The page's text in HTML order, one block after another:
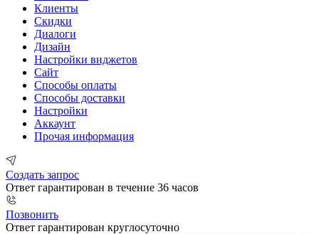
Клиенты
Скидки
Диалоги
Дизайн
Настройки виджетов
Сайт
Способы оплаты
Способы доставки
Настройки
Аккаунт
Прочая информация
Создать запрос
Ответ гарантирован в течение 36 часов
Позвонить
Ответ гарантирован круглосуточно